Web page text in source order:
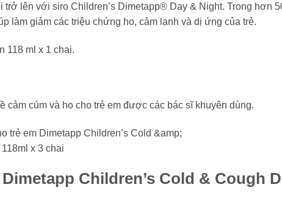
lên với siro Children’s Dimetapp® Day & Night. Trong hơn
làm giảm các triệu chứng ho, cảm lạnh và dị ứng của trẻ.
118 ml x 1 chai.
cảm cúm và ho cho trẻ em được các bác sĩ khuyên dùng.
Children’s Cold & Cough